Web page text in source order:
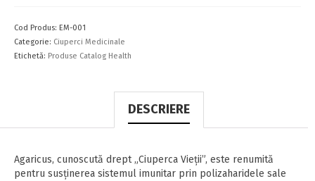
Cod Produs: EM-001
Categorie: Ciuperci Medicinale
Etichetă: Produse Catalog Health
DESCRIERE
Agaricus, cunoscută drept „Ciuperca Vieții”, este renumită
pentru susținerea sistemul imunitar prin polizaharidele sale